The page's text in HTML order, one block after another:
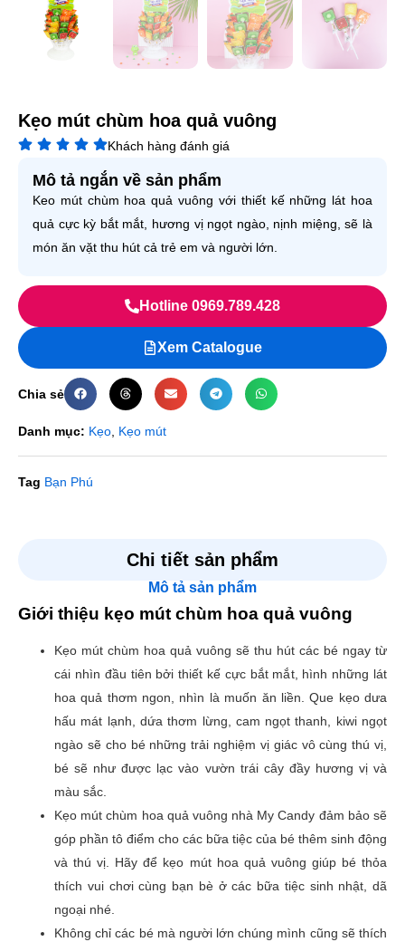
Kẹo mút chùm hoa quả vuông
Khách hàng đánh giá
Mô tả ngắn về sản phẩm
Keo mút chùm hoa quả vuông với thiết kế những lát hoa
quả cực kỳ bắt mắt, hương vị ngọt ngào, nịnh miệng, sẽ là
món ăn vặt thu hút cả trẻ em và người lớn.
Hotline 0969.789.428
Xem Catalogue
Chia sẻ
Danh mục: Kẹo Kẹo mút
Tag Bạn Phú
Chi tiết sản phẩm
Mô tả sản phẩm
Giới thiệu kẹo mút chùm hoa quả vuông
Kẹo mút chùm hoa quả vuông sẽ thu hút các bé ngay từ
cái nhìn đầu tiên bởi thiết kế cực bắt mắt, hình những lát
hoa quả thơm ngon, nhìn là muốn ăn liền. Que kẹo dưa
hấu mát lạnh, dứa thơm lừng, cam ngọt thanh, kiwi ngọt
ngào sẽ cho bé những trải nghiệm vị giác vô cùng thú vị,
bé sẽ như được lạc vào vườn trái cây đầy hương vị và
màu sắc.
Kẹo mút chùm hoa quả vuông nhà My Candy đảm bảo sẽ
góp phần tô điểm cho các bữa tiệc của bé thêm sinh động
và thú vị. Hãy để kẹo mút hoa quả vuông giúp bé thỏa
thích vui chơi cùng bạn bè ở các bữa tiệc sinh nhật, dã
ngoại nhé.
Không chỉ các bé mà người lớn chúng mình cũng sẽ thích
Chưa có đánh giá nào.
vuông”
Email của bạn sẽ không được hiển thị công khai. Các
trường bắt buộc được đánh dấu*
Đánh giá của bạn